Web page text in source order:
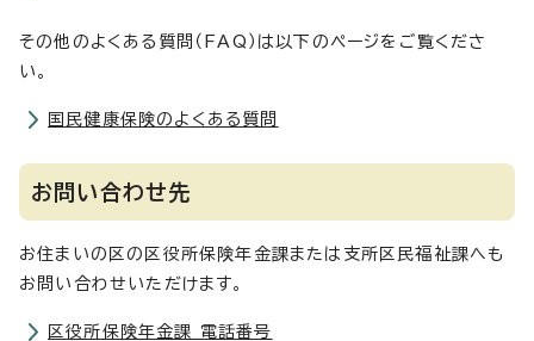
その他のよくある質問（FAQ）は以下のページをご覧くださ
い。
国民健康保険のよくある質問
お問い合わせ先
お住まいの区の区役所保険年金課または支所区民福祉課へも
お問い合わせいただけます。
区役所保険年金課 電話番号